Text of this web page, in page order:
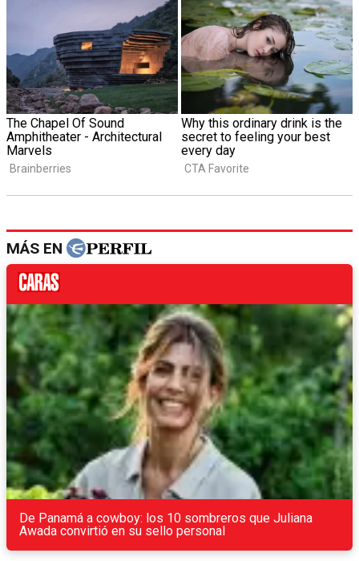
MÁS EN
De Panamá a cowboy: los 10 sombreros que Juliana
Awada convirtió en su sello personal